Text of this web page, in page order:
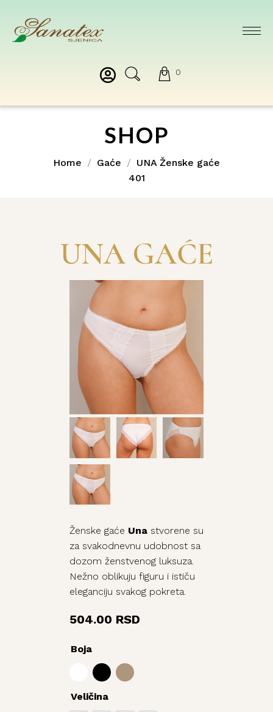
0
SHOP
Home Gaće
UNA Ženske gaće
401
UNA GAĆE
Ženske gaće Una stvorene su
za svakodnevnu udobnost sa
dozom ženstvenog luksuza.
Nežno oblikuju figuru i ističu
eleganciju svakog pokreta.
504.00 RSD
Boja
Veličina